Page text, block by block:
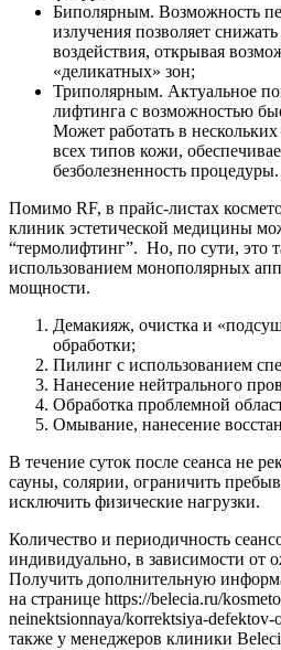
Биполярным. Возможность
излучения позволяет
воздействия, открывая
«деликатных» зон;
Триполярным. Актуальное
лифтинга с возможностью
Может работать в
всех типов кожи,
безболезненность процедуры.
Помимо RF, в прайс-листах
клиник эстетической медицины
“термолифтинг”. Но, по сути, это
использованием монополярных
мощности.
Демакияж, очистка и
обработки;
Пилинг с использованием
Нанесение нейтрального
Обработка проблемной
Омывание, нанесение
В течение суток после сеанса не
сауны, солярии, ограничить
исключить физические нагрузки.
Количество и периодичность
индивидуально, в зависимости от
Получить дополнительную
на странице https://belecia.ru/
neinektsionnaya/korrektsiya-
также у менеджеров клиники